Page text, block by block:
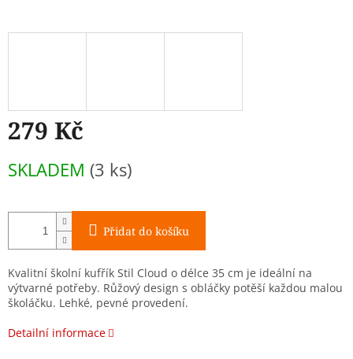
279 Kč
cena:
SKLADEM (3 ks)
Přidat do košíku
Kvalitní školní kufřík Stil Cloud o délce 35 cm je ideální na
výtvarné potřeby. Růžový design s obláčky potěší každou malou
školáčku. Lehké, pevné provedení.
Detailní informace